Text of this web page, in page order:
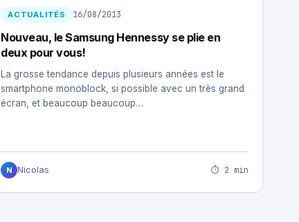
ACTUALITÉS 16/08/2013
Nouveau, le Samsung Hennessy se plie en
deux pour vous!
La grosse tendance depuis plusieurs années est le
smartphone monoblock, si possible avec un très grand
écran, et beaucoup beaucoup…
N Nicolas ⏱ 2 min